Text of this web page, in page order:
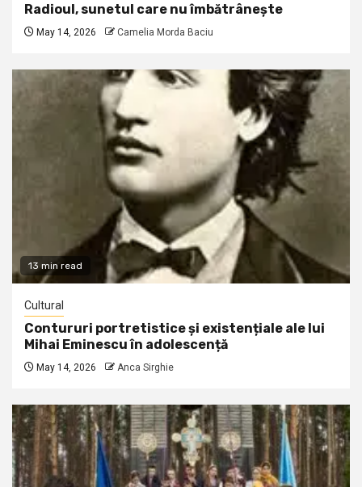
Radioul, sunetul care nu îmbătrânește
May 14, 2026 Camelia Morda Baciu
13 min read
Cultural
Contururi portretistice și existențiale ale lui
Mihai Eminescu în adolescență
May 14, 2026 Anca Sirghie